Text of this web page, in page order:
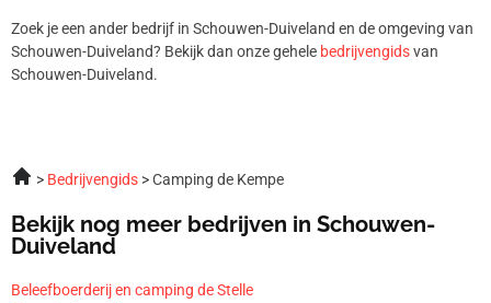
Zoek je een ander bedrijf in Schouwen-Duiveland en de omgeving van
Schouwen-Duiveland? Bekijk dan onze gehele bedrijvengidsvan
Schouwen-Duiveland.
Bedrijvengids Camping de Kempe
Bekijk nog meer bedrijven in Schouwen-
Duiveland
Beleefboerderij en camping de Stelle